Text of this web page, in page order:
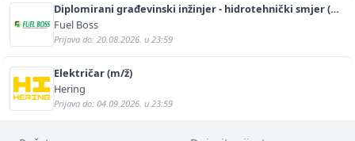
Diplomirani građevinski inžinjer - hidrotehnički smjer (m/
ž)
Fuel Boss
Prijava do: 20.08.2026. u 23:59
Električar (m/ž)
Hering
Prijava do: 04.09.2026. u 23:59